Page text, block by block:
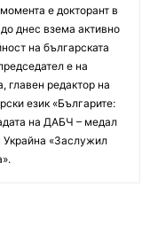
е докторант в
днес взема активно
на българската
е на
главен редактор на
език «Българите:
на ДАБЧ – медал
Украйна «Заслужил